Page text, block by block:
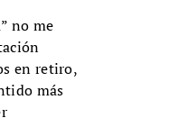
no me
en retiro,
más